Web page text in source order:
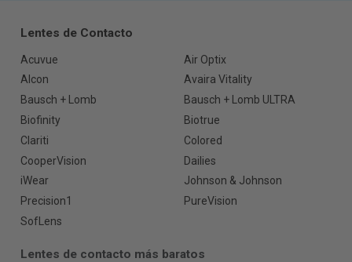
Lentes de Contacto
Acuvue
Air Optix
Alcon
Avaira Vitality
Bausch + Lomb
Bausch + Lomb ULTRA
Biofinity
Biotrue
Clariti
Colored
CooperVision
Dailies
iWear
Johnson & Johnson
Precision1
PureVision
SofLens
Lentes de contacto más baratos